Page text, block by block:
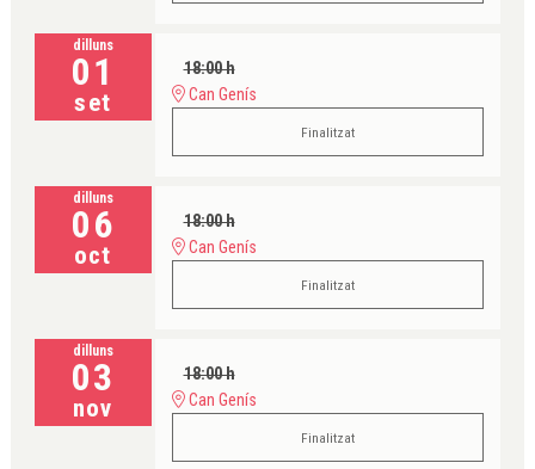
dilluns
01
set
18:00 h
Can Genís
Finalitzat
dilluns
06
oct
18:00 h
Can Genís
Finalitzat
dilluns
03
nov
18:00 h
Can Genís
Finalitzat